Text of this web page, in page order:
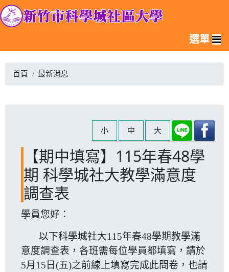
選單
首頁 最新消息
小 中 大
【期中填寫】115年春48學
期 科學城社大教學滿意度
調查表
學員您好：
以下科學城社大115年春48學期教學滿
意度調查表，各班需每位學員都填寫，請於
5月15日(五)之前線上填寫完成此問卷，也請